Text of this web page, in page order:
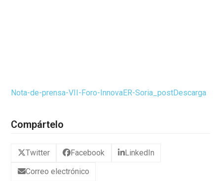
Nota-de-prensa-VII-Foro-InnovaER-Soria_postDescarga
Compártelo
Twitter Facebook LinkedIn
Correo electrónico